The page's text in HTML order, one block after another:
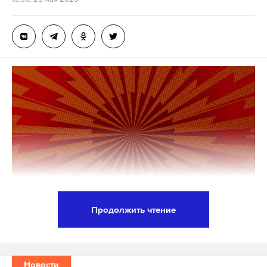
этом стараясь сохранить все выгоды от участия в
ЕАЭС.
Подпишитесь на Daily Storm вMAX. Он
работает там, где тормозит интернет.
А еще мы есть вTelegram,ДзениVK.
Макс Telegram
Дзен VK
соболезнованиями в связи с трагическими
Продолжить чтение
Новости